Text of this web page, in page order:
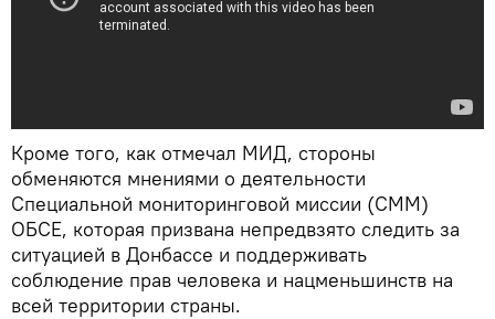
Кроме того, как отмечал МИД, стороны
обменяются мнениями о деятельности
Специальной мониторинговой миссии (СММ)
ОБСЕ, которая призвана непредвзято следить за
ситуацией в Донбассе и поддерживать
соблюдение прав человека и нацменьшинств на
всей территории страны.